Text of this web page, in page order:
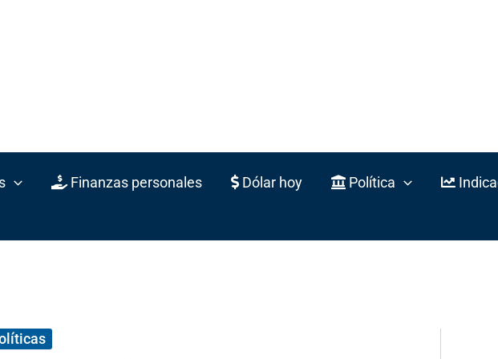
Finanzas personales Dólar hoy Política